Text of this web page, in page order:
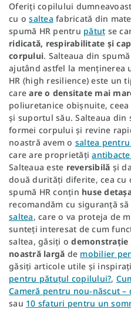
Oferiți copilului
cu osaltea fabricată din
spumă HR pentru pătuț se
ridicată, respirabilitate și
corpului. Salteaua din
ajutând astfel la menținerea
HR (high resilience) este un
careare o densitate mai
poliuretanice obișnuite,
și suportul său. Salteaua din
formei corpului și revine
noastră avem o saltea
care are proprietăți
Salteaua este reversibilă și
două durități diferite, cea cu
spumă HR conțin huse
recomandăm cu siguranță
saltea, care o va proteja de
sunteți interesat de cum
saltea, găsiți odemonstrație
noastră largă de mobilier
găsiți articole utile și
pentru pătuțul copilului?,
Cameră pentru nou-născut –
sau 10 sfaturi pentru un